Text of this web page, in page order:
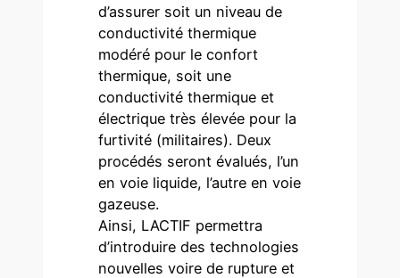
d’assurer soit un niveau de
conductivité thermique
modéré pour le confort
thermique, soit une
conductivité thermique et
électrique très élevée pour la
furtivité (militaires). Deux
procédés seront évalués, l’un
en voie liquide, l’autre en voie
gazeuse.
Ainsi, LACTIF permettra
d’introduire des technologies
nouvelles voire de rupture et